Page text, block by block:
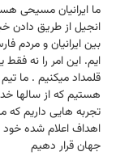
ما ایرانیان مسیحی
انجیل از طریق
بین ایرانیان و مردم
ایم. این امر را نه
قلمداد میكنیم . ما
هستیم كه از سالها
تجربه هایی داریم كه
اهداف اعلام شده خود
جهان قرار دهیم